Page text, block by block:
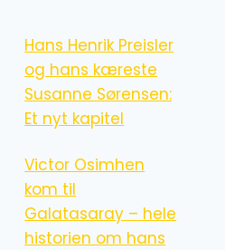
Hans Henrik Preisler
og hans kæreste
Susanne Sørensen:
Et nyt kapitel
Victor Osimhen
kom til
Galatasaray – hele
historien om hans